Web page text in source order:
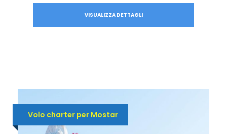
VISUALIZZA DETTAGLI
Volo charter per Mostar